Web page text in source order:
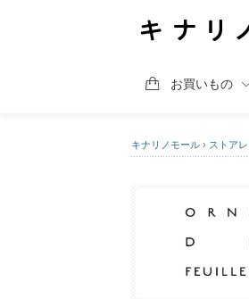
お買いもの
キナリノモール › ストア